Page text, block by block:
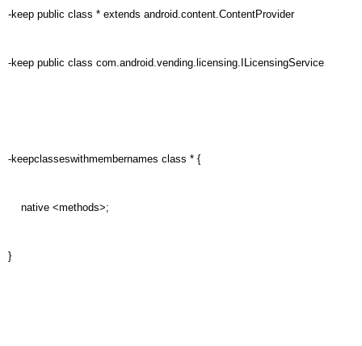
-keep public class * extends android.content.ContentProvider
-keep public class com.android.vending.licensing.ILicensingService
-keepclasseswithmembernames class * {
native <methods>;
}